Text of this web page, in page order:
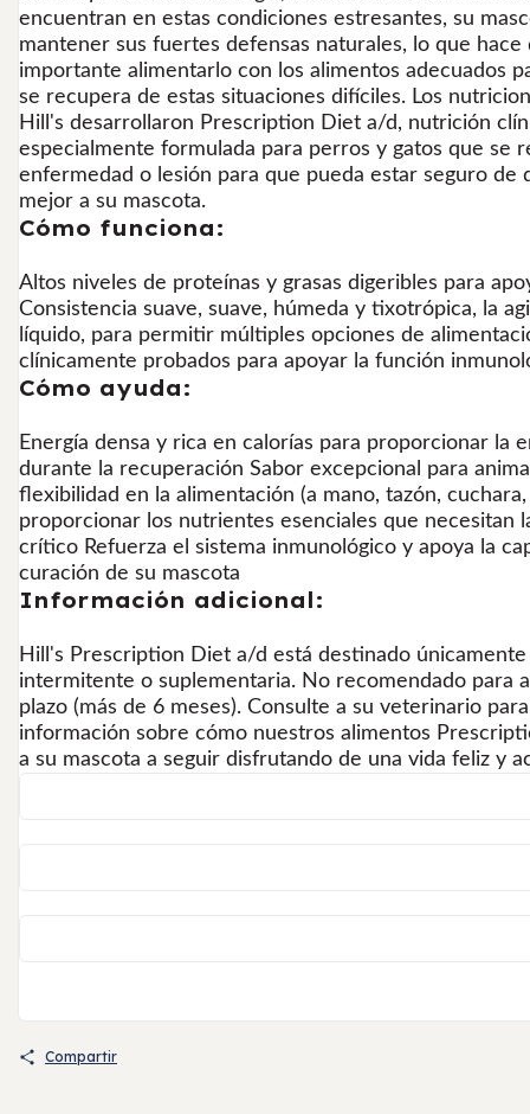
encuentran en estas condiciones estresantes, su
mantener sus fuertes defensas naturales, lo que hace
importante alimentarlo con los alimentos adecuados
se recupera de estas situaciones difíciles. Los
Hill's desarrollaron Prescription Diet a/d, nutrición
especialmente formulada para perros y gatos que se
enfermedad o lesión para que pueda estar seguro de
mejor a su mascota.
Cómo funciona:
Altos niveles de proteínas y grasas digeribles para
Consistencia suave, suave, húmeda y tixotrópica, la
líquido, para permitir múltiples opciones de
clínicamente probados para apoyar la función
Cómo ayuda:
Energía densa y rica en calorías para proporcionar la
durante la recuperación Sabor excepcional para
flexibilidad en la alimentación (a mano, tazón,
proporcionar los nutrientes esenciales que necesitan
crítico Refuerza el sistema inmunológico y apoya la
curación de su mascota
Información adicional:
Hill's Prescription Diet a/d está destinado
intermitente o suplementaria. No recomendado para
plazo (más de 6 meses). Consulte a su veterinario
información sobre cómo nuestros alimentos
a su mascota a seguir disfrutando de una vida feliz y
Compartir